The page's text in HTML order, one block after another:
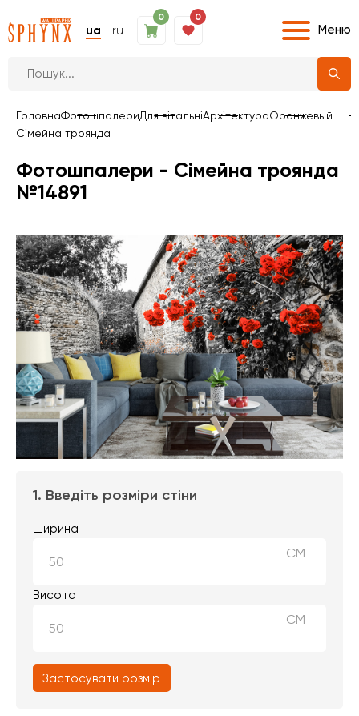
ua ru
0 0
Меню
ГоловнаФотошпалериДля вітальніАрхітектураОранжевый
Сімейна троянда
Фотошпалери - Сімейна троянда
№14891
1. Введіть розміри стіни
Ширина
СМ
Висота
СМ
Застосувати розмір